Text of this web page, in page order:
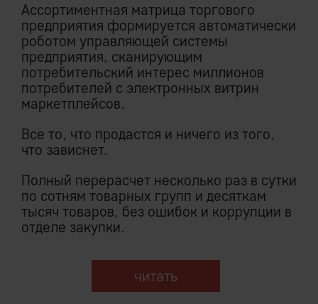
Ассортиментная матрица торгового
предприятия формируется автоматически
роботом управляющей системы
предприятия, сканирующим
потребительский интерес миллионов
потребителей с электронных витрин
маркетплейсов.
Все то, что продастся и ничего из того,
что зависнет.
Полный перерасчет несколько раз в сутки
по сотням товарных групп и десяткам
тысяч товаров, без ошибок и коррупции в
отделе закупки.
читать